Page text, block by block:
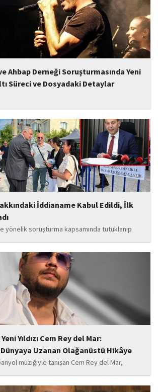
Ahbap Derneği Soruşturmasında Yeni
Süreci ve Dosyadaki Detaylar
Başsavcılığı tarafından yürütülen ve Haluk
olduğu Ahbap Derneği'ni kapsadığı belirtilen
yeni iddialar gündeme geldi. Edinilen
ani bir operasyonla değil, aylar...
İddianame Kabul Edildi, İlk
yönelik soruşturma kapsamında tutuklanıp
görevinden uzaklaştırılan Tanju Özcan’ın da
6’sı tutuklu 19 sanığın yargılandığı dava
Yıldızı Cem Rey del Mar:
Uzanan Olağanüstü Hikâye
müziğiyle tanışan Cem Rey del Mar,
büyüleyici atmosferinden etkilenerek
Saatler süren disiplinli çalışmalar,